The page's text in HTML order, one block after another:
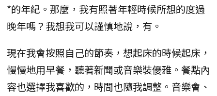
*的年紀。那麼，我有照著年輕時候所想的度過
晚年嗎？我想我可以謹慎地說，有。
現在我會按照自己的節奏，想起床的時候起床，
慢慢地用早餐，聽著新聞或音樂裝優雅。餐點內
容也選擇我喜歡的，時間也隨我調整。音樂會、